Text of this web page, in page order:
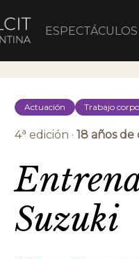
ESPECTÁCULOS
Actuación Trabajo
4a edición · 18 años de
Suzuki